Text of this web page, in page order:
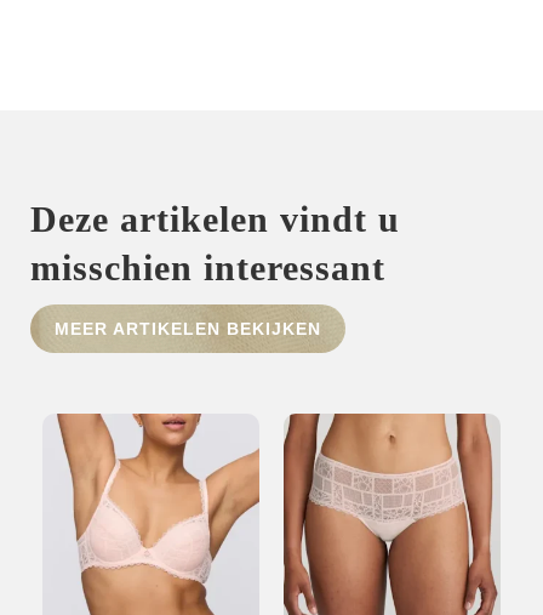
SHOP
MERKEN
NIEUWS
CONTACT
Deze artikelen vindt u
misschien interessant
MEER ARTIKELEN BEKIJKEN